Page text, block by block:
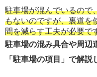
駐車場が混んでいるので
もないのですが、裏道を
間を減らす工夫が必要で
駐車場の混み具合や周辺
「駐車場の項目」で解説